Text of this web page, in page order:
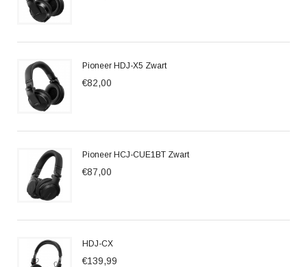
Pioneer HDJ-X5 Zwart
€82,00
Pioneer HCJ-CUE1BT Zwart
€87,00
HDJ-CX
€139,99